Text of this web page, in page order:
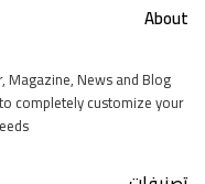
About
Magazine, News and Blog
completely customize your